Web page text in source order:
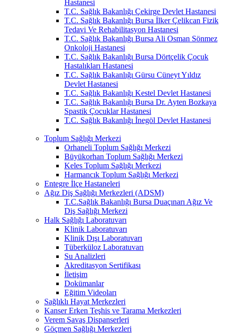
Hastanesi
T.C. Sağlık Bakanlığı Çekirge Devlet Hastanesi
T.C. Sağlık Bakanlığı Bursa İlker Çelikcan Fizik
Tedavi Ve Rehabilitasyon Hastanesi
T.C. Sağlık Bakanlığı Bursa Ali Osman Sönmez
Onkoloji Hastanesi
T.C. Sağlık Bakanlığı Bursa Dörtçelik Çocuk
Hastalıkları Hastanesi
T.C. Sağlık Bakanlığı Gürsu Cüneyt Yıldız
Devlet Hastanesi
T.C. Sağlık Bakanlığı Kestel Devlet Hastanesi
T.C. Sağlık Bakanlığı Bursa Dr. Ayten Bozkaya
Spastik Çocuklar Hastanesi
T.C. Sağlık Bakanlığı İnegöl Devlet Hastanesi
Toplum Sağlığı Merkezi
Orhaneli Toplum Sağlığı Merkezi
Büyükorhan Toplum Sağlığı Merkezi
Keles Toplum Sağlığı Merkezi
Harmancık Toplum Sağlığı Merkezi
Entegre İlçe Hastaneleri
Ağız Diş Sağlığı Merkezleri (ADSM)
T.C.Sağlık Bakanlığı Bursa Duaçınarı Ağız Ve
Diş Sağlığı Merkezi
Halk Sağlığı Laboratuvarı
Klinik Laboratuvarı
Klinik Dışı Laboratuvarı
Tüberküloz Laboratuvarı
Su Analizleri
Akreditasyon Sertifikası
İletişim
Dokümanlar
Eğitim Videoları
Sağlıklı Hayat Merkezleri
Kanser Erken Teşhis ve Tarama Merkezleri
Verem Savaş Dispanserleri
Göçmen Sağlığı Merkezleri